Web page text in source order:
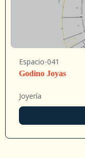
Espacio-041
Godino Joyas
Joyería